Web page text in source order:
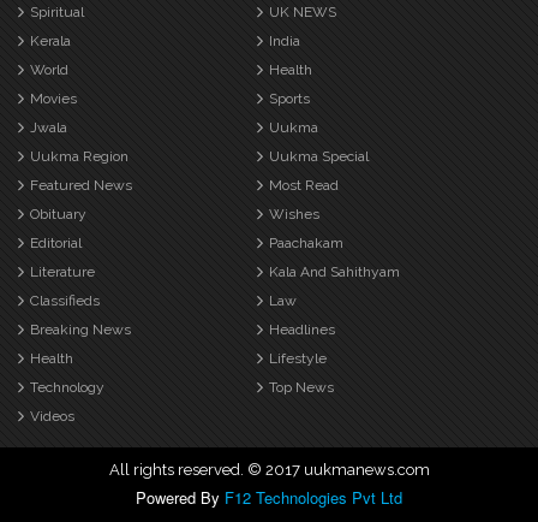
Spiritual
UK NEWS
Kerala
India
World
Health
Movies
Sports
Jwala
Uukma
Uukma Region
Uukma Special
Featured News
Most Read
Obituary
Wishes
Editorial
Paachakam
Literature
Kala And Sahithyam
Classifieds
Law
Breaking News
Headlines
Health
Lifestyle
Technology
Top News
Videos
All rights reserved. © 2017 uukmanews.com
Powered By F12 Technologies Pvt Ltd